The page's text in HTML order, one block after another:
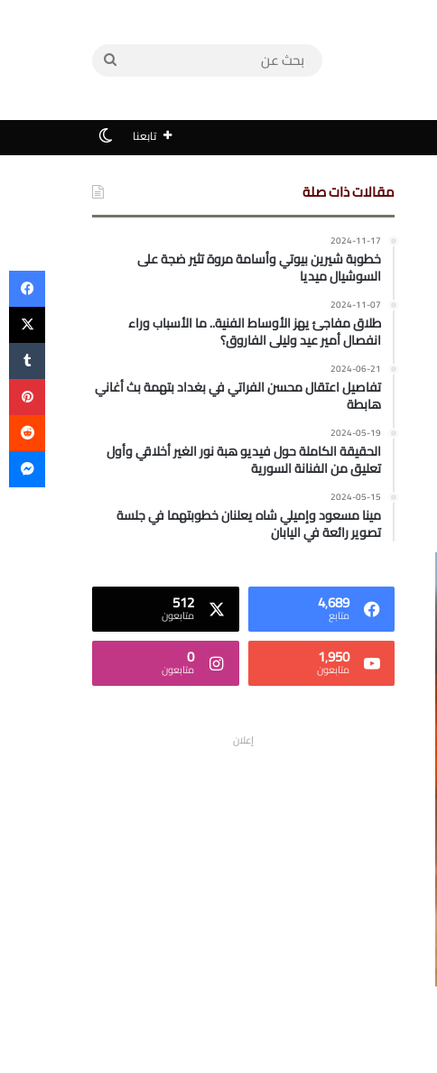
تابعنا
مقالات ذات صلة
2024-11-17
خطوبة شيرين بيوتي وأسامة مروة تثير ضجة على
السوشيال ميديا
2024-11-07
طلاق مفاجئ يهز الأوساط الفنية.. ما الأسباب وراء
انفصال أمير عيد وليلى الفاروق؟
2024-06-21
تفاصيل اعتقال محسن الفراتي في بغداد بتهمة بث أغاني
هابطة
2024-05-19
الحقيقة الكاملة حول فيديو هبة نور الغير أخلاقي وأول
تعليق من الفنانة السورية
2024-05-15
مينا مسعود وإميلي شاه يعلنان خطوبتهما في جلسة
تصوير رائعة في اليابان
4٬689
متابع 512
متابعون
1٬950
متابعون 0
متابعون
إعلان